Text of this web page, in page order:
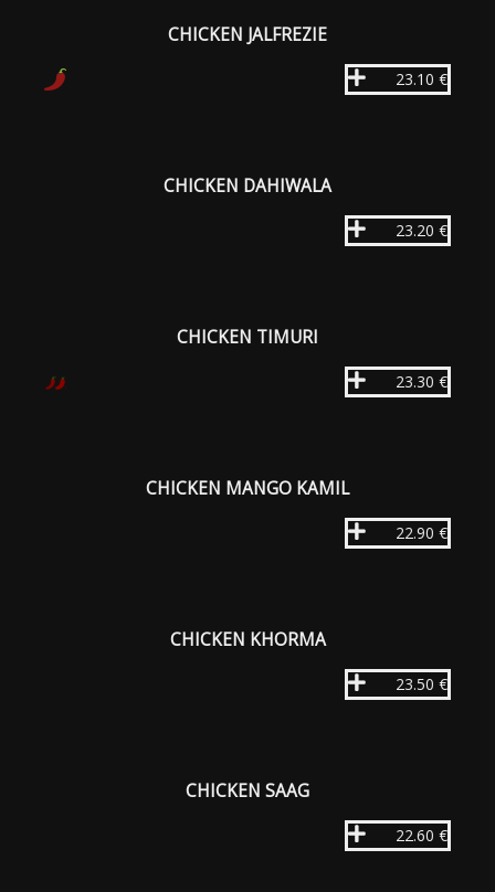
CHICKEN JALFREZIE
23.10 €
CHICKEN DAHIWALA
23.20 €
CHICKEN TIMURI
23.30 €
CHICKEN MANGO KAMIL
22.90 €
CHICKEN KHORMA
23.50 €
CHICKEN SAAG
22.60 €